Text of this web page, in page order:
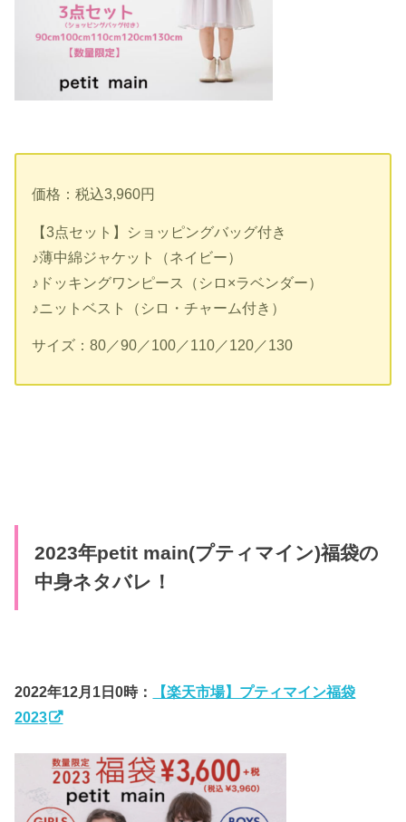
価格：税込3,960円
【3点セット】ショッピングバッグ付き
♪薄中綿ジャケット（ネイビー）
♪ドッキングワンピース（シロ×ラベンダー）
♪ニットベスト（シロ・チャーム付き）
サイズ：80／90／100／110／120／130
2023年petit main(プティマイン)福袋の
中身ネタバレ！
2022年12月1日0時：
【楽天市場】プティマイン福袋
2023